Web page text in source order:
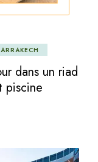
dans un riad
piscine